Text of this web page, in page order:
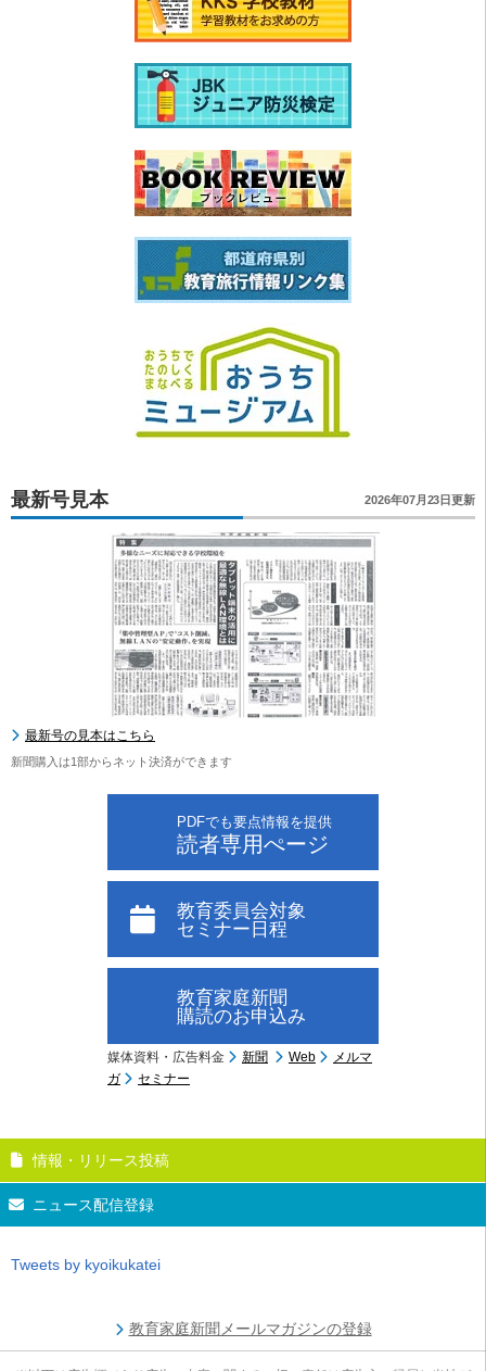
最新号見本 2026年07月23日更新
最新号の見本はこちら
新聞購入は1部からネット決済ができます
PDFでも要点情報を提供
読者専用ぺージ
教育委員会対象
セミナー日程
教育家庭新聞
購読のお申込み
媒体資料・広告料金 新聞 Web
メルマ
ガ
セミナー
情報・リリース投稿
ニュース配信登録
Tweets by kyoikukatei
教育家庭新聞メールマガジンの登録